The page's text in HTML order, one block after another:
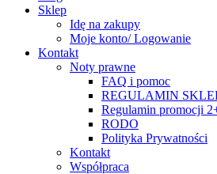
Sklep
Idę na zakupy
Moje konto/ Logowanie
Kontakt
Noty prawne
FAQ i pomoc
REGULAMIN
Regulamin promocji
RODO
Polityka Prywatności
Kontakt
Współpraca